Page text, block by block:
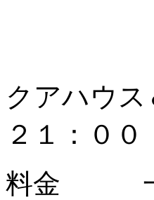
クアハウ
２１：０
料金 一